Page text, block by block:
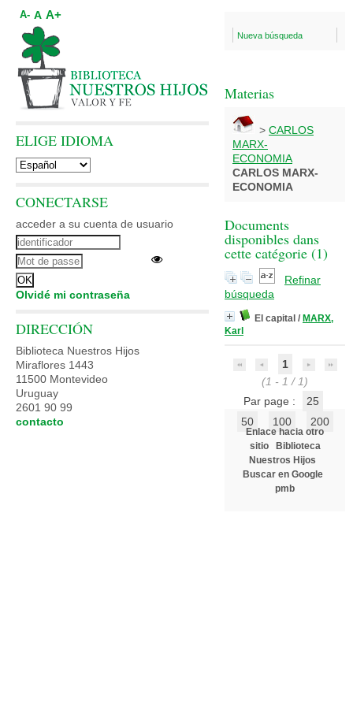
Nueva búsqueda
Materias
> CARLOS
MARX-
ECONOMIA
CARLOS MARX-
ECONOMIA
Documents
disponibles dans
cette catégorie (1)
Refinar
búsqueda
El capital / MARX,
Karl
1
(1 - 1 / 1)
Par page :
25
50
100 200
Enlace hacia otro
sitio
Biblioteca
Nuestros Hijos
Buscar en Google
pmb
A- A A+
ELIGE IDIOMA
CONECTARSE
acceder a su cuenta de usuario
Olvidé mi contraseña
DIRECCIÓN
Biblioteca Nuestros Hijos
Miraflores 1443
11500 Montevideo
Uruguay
2601 90 99
contacto